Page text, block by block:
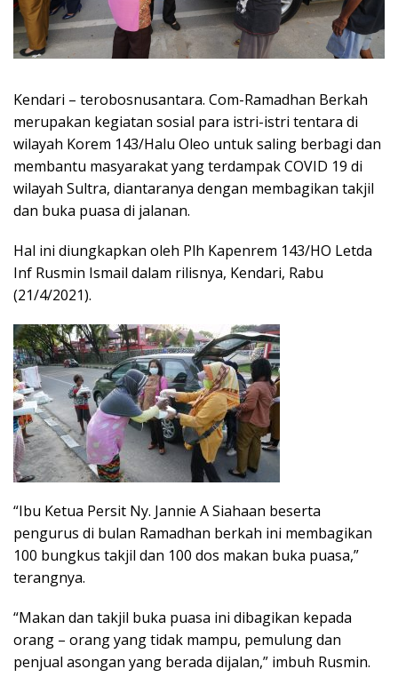
Kendari – terobosnusantara. Com-Ramadhan Berkah
merupakan kegiatan sosial para istri-istri tentara di
wilayah Korem 143/Halu Oleo untuk saling berbagi dan
membantu masyarakat yang terdampak COVID 19 di
wilayah Sultra, diantaranya dengan membagikan takjil
dan buka puasa di jalanan.
Hal ini diungkapkan oleh Plh Kapenrem 143/HO Letda
Inf Rusmin Ismail dalam rilisnya, Kendari, Rabu
(21/4/2021).
“Ibu Ketua Persit Ny. Jannie A Siahaan beserta
pengurus di bulan Ramadhan berkah ini membagikan
100 bungkus takjil dan 100 dos makan buka puasa,”
terangnya.
“Makan dan takjil buka puasa ini dibagikan kepada
orang – orang yang tidak mampu, pemulung dan
penjual asongan yang berada dijalan,” imbuh Rusmin.